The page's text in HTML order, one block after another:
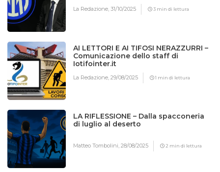
La Redazione,31/10/2025 3 min di lettura
AI LETTORI E AI TIFOSI NERAZZURRI –
Comunicazione dello staff di
Iotifointer.it
La Redazione,29/08/2025 1 min di lettura
LA RIFLESSIONE – Dalla spacconeria
di luglio al deserto
Matteo Tombolini,28/08/2025 2 min di lettura